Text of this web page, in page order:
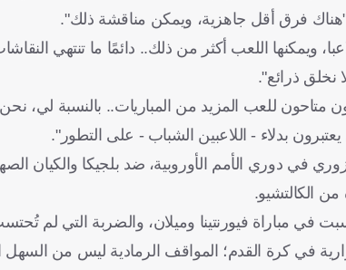
فرق أقل جاهزية، ويمكن مناقشة ذلك".
"لكن هناك فرقا أخرى لديها 25 لاعبا، ويمكنها اللعب أكثر من ذلك..
نخلق ذرائع".
متاحون للعب المزيد من المباريات.. بالنسبة لي،
بدلاء - اللاعبين الشباب - على التطور".
في دوري الأمم الأوروبية، ضد بلجيكا والكيان
الكالتشيو.
في مباراة فيورنتينا وميلان، والضربة التي لم
في كرة القدم؛ المواقف الرمادية ليس من